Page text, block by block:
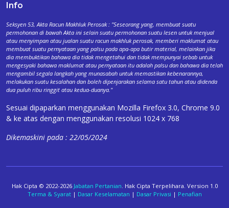
Info
Seksyen 53, Akta Racun Makhluk Perosak : "Seseorang yang, membuat suatu
permohonan di bawah Akta ini selain suatu permohonan suatu lesen untuk menjual
atau menyimpan atau jualan suatu racun makhluk perosak, memberi maklumat atau
membuat suatu pernyataan yang palsu pada apa-apa butir material, melainkan jika
dia membuktikan bahawa dia tidak mengetahui dan tidak mempunyai sebab untuk
mengesyaki bahawa maklumat atau pernyataan itu adalah palsu dan bahawa dia telah
mengambil segala langkah yang munasabah untuk memastikan kebenarannya,
melakukan suatu kesalahan dan boleh dipenjarakan selama satu tahun atau didenda
dua puluh ribu ringgit atau kedua-duanya."
Sesuai dipaparkan menggunakan Mozilla Firefox 3.0, Chrome 9.0
& ke atas dengan menggunakan resolusi 1024 x 768
Dikemaskini pada : 22/05/2024
Hak Cipta © 2022-2026 Jabatan Pertanian. Hak Cipta Terpelihara. Version 1.0
Terma & Syarat| Dasar Keselamatan | Dasar Privasi | Penafian